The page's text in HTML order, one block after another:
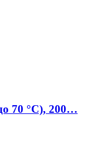
70 °C), 200…